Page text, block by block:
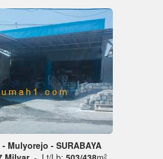
Mulyorejo - SURABAYA
2